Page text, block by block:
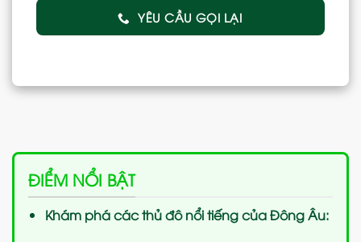
YÊU CẦU GỌI LẠI
ĐIỂM NỔI BẬT
Khám phá các thủ đô nổi tiếng của Đông Âu: